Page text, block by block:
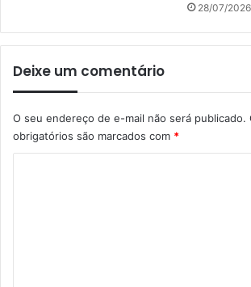
28/07/2026
Deixe um comentário
O seu endereço de e-mail não será publicado.
obrigatórios são marcados com *